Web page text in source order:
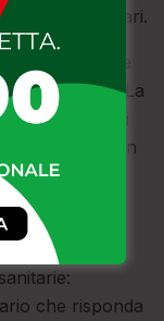
sanitari.
efficienza e
Talerico – La
si dedica con
doppia
attesa e
che risponda